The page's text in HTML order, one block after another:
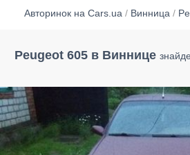
Авторинок на Cars.ua / Винница /
Peugeot 605 в Виннице